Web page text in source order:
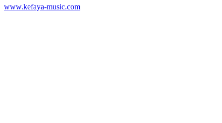
www.kefaya-music.com